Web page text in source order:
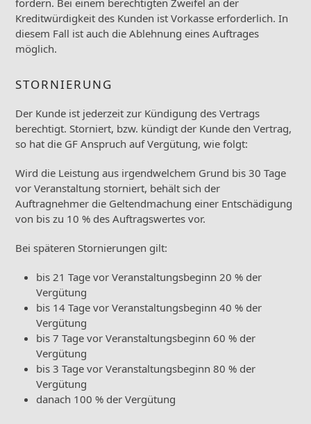
fordern. Bei einem berechtigten Zweifel an der
Kreditwürdigkeit des Kunden ist Vorkasse erforderlich. In
diesem Fall ist auch die Ablehnung eines Auftrages
möglich.
STORNIERUNG
Der Kunde ist jederzeit zur Kündigung des Vertrags
berechtigt. Storniert, bzw. kündigt der Kunde den Vertrag,
so hat die GF Anspruch auf Vergütung, wie folgt:
Wird die Leistung aus irgendwelchem Grund bis 30 Tage
vor Veranstaltung storniert, behält sich der
Auftragnehmer die Geltendmachung einer Entschädigung
von bis zu 10 % des Auftragswertes vor.
Bei späteren Stornierungen gilt:
bis 21 Tage vor Veranstaltungsbeginn 20 % der
Vergütung
bis 14 Tage vor Veranstaltungsbeginn 40 % der
Vergütung
bis 7 Tage vor Veranstaltungsbeginn 60 % der
Vergütung
bis 3 Tage vor Veranstaltungsbeginn 80 % der
Vergütung
danach 100 % der Vergütung